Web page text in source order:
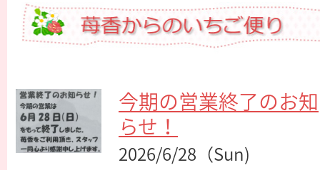
今期の営業終了のお知
らせ！
2026/6/28（Sun)